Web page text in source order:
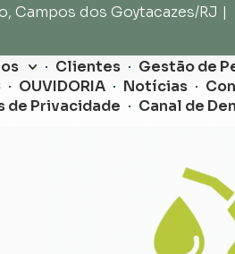
Campos dos Goytacazes/RJ |
Clientes Gestão de
OUVIDORIA Notícias
de Privacidade
Canal de